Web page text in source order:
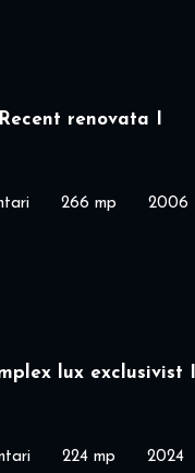
renovata I
266 mp 2006
lux exclusivist
224 mp 2024